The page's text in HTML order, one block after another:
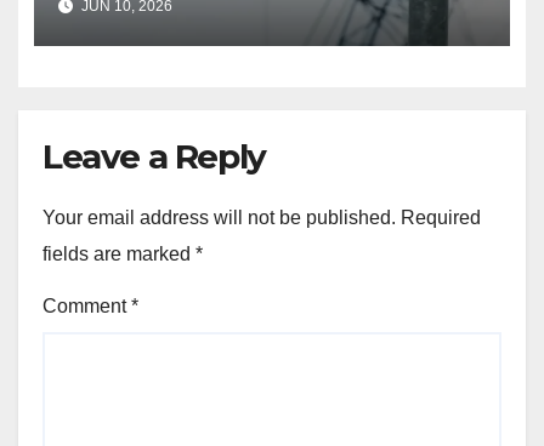
JUN 10, 2026
Leave a Reply
Your email address will not be published. Required
fields are marked *
Comment*